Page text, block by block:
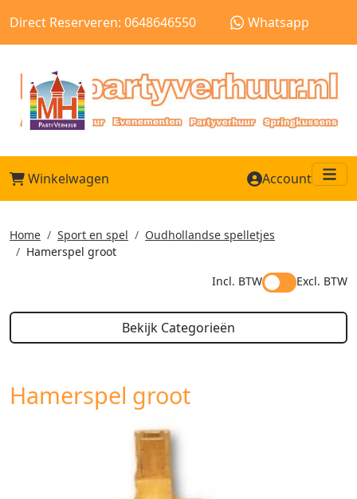
Direct Reserveren: 0648646550 Whatsapp
Winkelwagen Account
Home Sport en spel
Oudhollandse spelletjes
Hamerspel groot
Incl. BTW
Excl. BTW
Bekijk Categorieën
Hamerspel groot